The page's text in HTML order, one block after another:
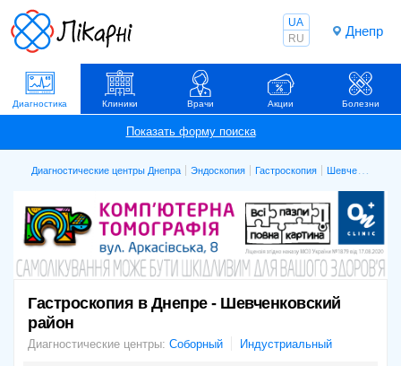
Днепр
UA
RU
Диагностика Клиники Врачи Акции Болезни
Диагностические центры Днепра Эндоскопия Гастроскопия Шевченковский
Гастроскопия в Днепре - Шевченковский
район
Диагностические центры: Соборный Индустриальный